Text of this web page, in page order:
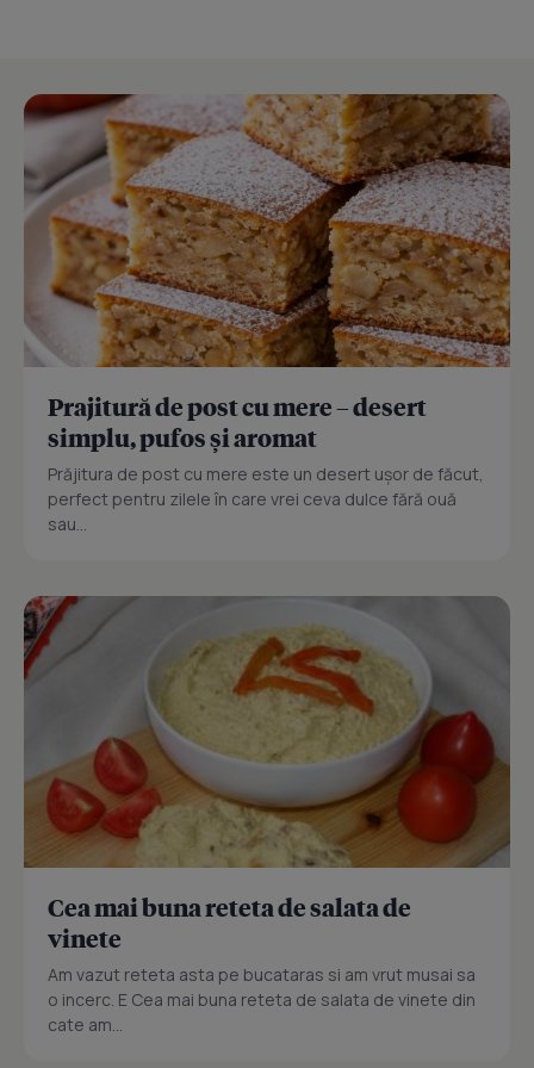
Prajitură de post cu mere – desert
simplu, pufos și aromat
Prăjitura de post cu mere este un desert ușor de făcut,
perfect pentru zilele în care vrei ceva dulce fără ouă
sau...
Cea mai buna reteta de salata de
vinete
Am vazut reteta asta pe bucataras si am vrut musai sa
o incerc. E Cea mai buna reteta de salata de vinete din
cate am...